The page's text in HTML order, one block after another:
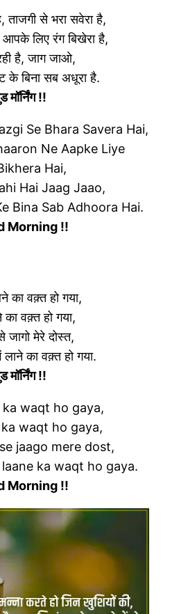
ताजगी से भरा सवेरा है,
लिए रंग बिखेरा है,
है, जाग जाओ,
के बिना सब अधूरा है.
मॉर्निंग !!
Se Bhara Savera Hai,
Ne Aapke Liye
Hai,
Hai Jaag Jaao,
Bina Sab Adhoora Hai.
Morning !!
का वक़्त हो गया,
वक़्त हो गया,
जागो मेरे दोस्त,
का वक़्त हो गया.
मॉर्निंग !!
ka waqt ho gaya,
waqt ho gaya,
jaago mere dost,
ka waqt ho gaya.
Morning !!